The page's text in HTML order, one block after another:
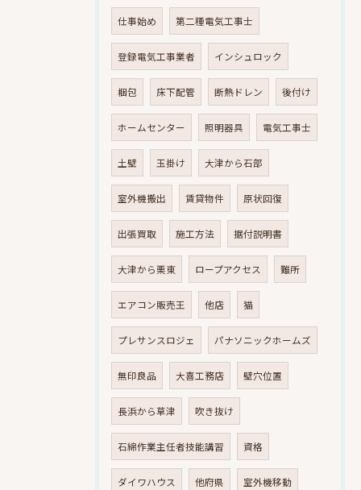
仕事始め 第二種電気工事士
登録電気工事業者 インシュロック
梱包 床下配管 断熱ドレン 後付け
ホームセンター 照明器具 電気工事士
土壁 玉掛け 大津から石部
室外機搬出 賃貸物件 原状回復
出張買取 施工方法 据付説明書
大津から栗東 ロープアクセス 難所
エアコン販売王 他店 猫
プレサンスロジェ パナソニックホームズ
無印良品 大喜工務店 壁穴位置
長浜から草津 吹き抜け
石綿作業主任者技能講習 資格
ダイワハウス 他府県 室外機移動